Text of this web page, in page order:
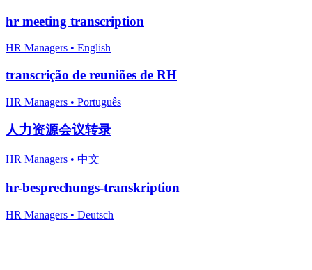
hr meeting transcription
HR Managers • English
transcrição de reuniões de RH
HR Managers • Português
人力资源会议转录
HR Managers • 中文
hr-besprechungs-transkription
HR Managers • Deutsch